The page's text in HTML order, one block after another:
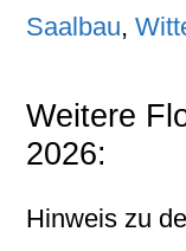
Saalbau,
Weitere
2026:
Hinweis zu